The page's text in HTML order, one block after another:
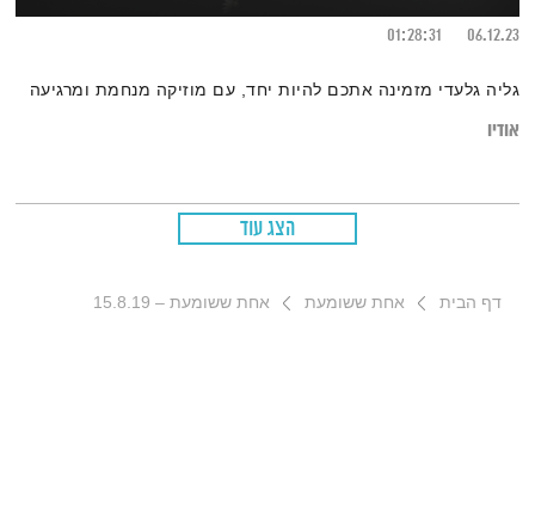
06.12.23
01:28:31
גליה גלעדי מזמינה אתכם להיות יחד, עם מוזיקה מנחמת ומרגיעה
אודיו
הצג עוד
דף הבית אחת ששומעת אחת ששומעת – 15.8.19